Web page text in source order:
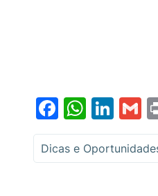
Dicas e